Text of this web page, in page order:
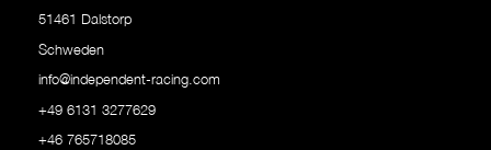
51461 Dalstorp
Schweden
info@independent-racing.com
+49 6131 3277629
+46 765718085